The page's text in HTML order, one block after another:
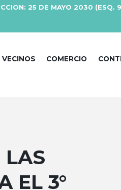
25 DE MAYO 2030 (ESQ.
VECINOS COMERCIO
LAS
EL 3°